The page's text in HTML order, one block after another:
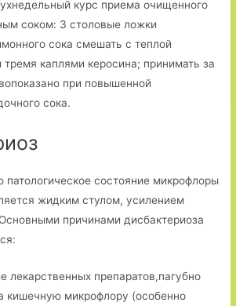
курс приема очищенного
соком: 3 столовые ложки
сока смешать с теплой
тремя каплями керосина; принимать за
при повышенной
сока.
патологическое состояние микрофлоры
жидким стулом, усилением
причинами дисбактериоза
лекарственных препаратов,пагубно
кишечную микрофлору (особенно